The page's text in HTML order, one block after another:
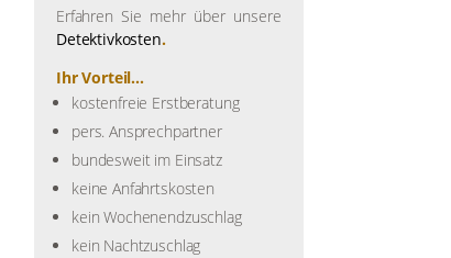
Erfahren Sie mehr über unsere
Detektivkosten.
Ihr Vorteil...
kostenfreie Erstberatung
pers. Ansprechpartner
bundesweit im Einsatz
keine Anfahrtskosten
kein Wochenendzuschlag
kein Nachtzuschlag